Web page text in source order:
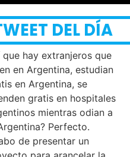
DEL DÍA
que hay extranjeros que
en Argentina, estudian
en Argentina, se
gratis en hospitales
mientras odian a
Perfecto.
de presentar un